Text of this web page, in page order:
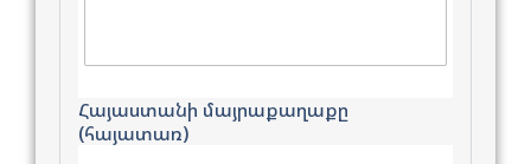
Հայաստանի մայրաքաղաքը
(հայատառ)